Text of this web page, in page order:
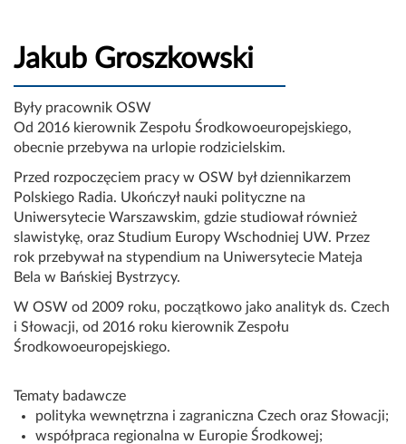
Jakub Groszkowski
Były pracownik OSW
Od 2016 kierownik Zespołu Środkowoeuropejskiego,
obecnie przebywa na urlopie rodzicielskim.
Przed rozpoczęciem pracy w OSW był dziennikarzem
Polskiego Radia. Ukończył nauki polityczne na
Uniwersytecie Warszawskim, gdzie studiował również
slawistykę, oraz Studium Europy Wschodniej UW. Przez
rok przebywał na stypendium na Uniwersytecie Mateja
Bela w Bańskiej Bystrzycy.
W OSW od 2009 roku, początkowo jako analityk ds. Czech
i Słowacji, od 2016 roku kierownik Zespołu
Środkowoeuropejskiego.
Tematy badawcze
polityka wewnętrzna i zagraniczna Czech oraz Słowacji;
współpraca regionalna w Europie Środkowej;